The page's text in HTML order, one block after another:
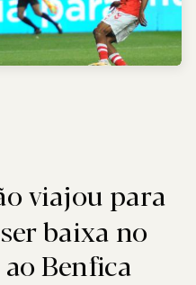
viajou para
baixa no
Benfica